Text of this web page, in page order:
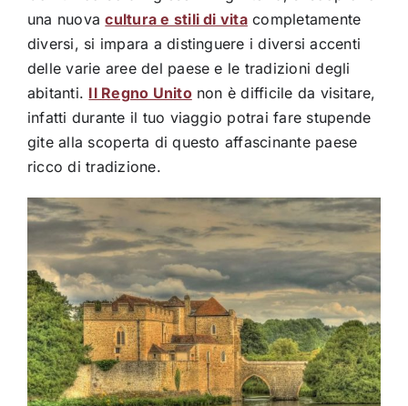
una nuovacultura e stili di vitacompletamente
diversi, si impara a distinguere i diversi accenti
delle varie aree del paese e le tradizioni degli
abitanti. Il Regno Unitonon è difficile da visitare,
infatti durante il tuo viaggio potrai fare stupende
gite alla scoperta di questo affascinante paese
ricco di tradizione.